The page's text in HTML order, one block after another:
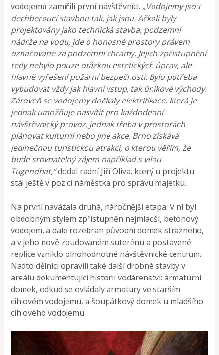
vodojemů zamířili první návštěvníci. „Vodojemy jsou
dechberoucí stavbou tak, jak jsou. Ačkoli byly
projektovány jako technická stavba, podzemní
nádrže na vodu, jde o honosné prostory právem
označované za podzemní chrámy. Jejich zpřístupnění
tedy nebylo pouze otázkou estetických úprav, ale
hlavně vyřešení požární bezpečnosti. Bylo potřeba
vybudovat vždy jak hlavní vstup, tak únikové východy.
Zároveň se vodojemy dočkaly elektrifikace, která je
jednak umožňuje nasvítit pro každodenní
návštěvnický provoz, jednak třeba v prostorách
plánovat kulturní nebo jiné akce. Brno získává
jedinečnou turistickou atrakci, o kterou věřím, že
bude srovnatelný zájem například s vilou
Tugendhat,“dodal radní Jiří Oliva, který u projektu
stál ještě v pozici náměstka pro správu majetku.
Na první navázala druhá, náročnější etapa. V ní byl
obdobným stylem zpřístupněn nejmladší, betonový
vodojem, a dále rozebrán původní domek strážného,
a v jeho nově zbudovaném suterénu a postavené
replice vzniklo plnohodnotné návštěvnické centrum.
Nadto dělníci opravili také další drobné stavby v
areálu dokumentující historii vodárenství: armaturní
domek, odkud se ovládaly armatury ve starším
cihlovém vodojemu, a šoupátkový domek u mladšího
cihlového vodojemu.